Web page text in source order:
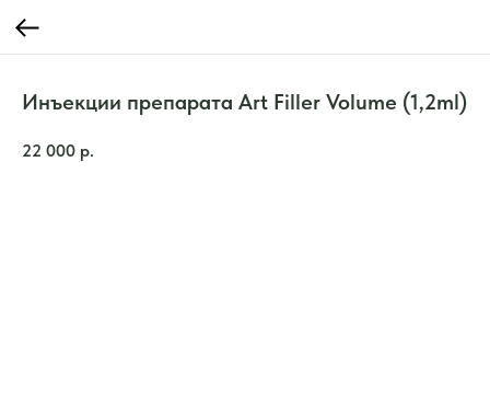
Инъекции препарата Art Filler Volume (1,2ml)
22 000 р.